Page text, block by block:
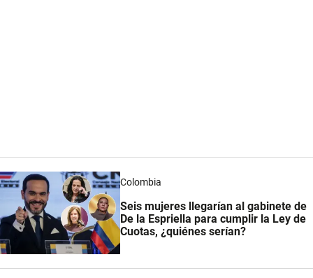
Colombia
Seis mujeres llegarían al gabinete de
De la Espriella para cumplir la Ley de
Cuotas, ¿quiénes serían?